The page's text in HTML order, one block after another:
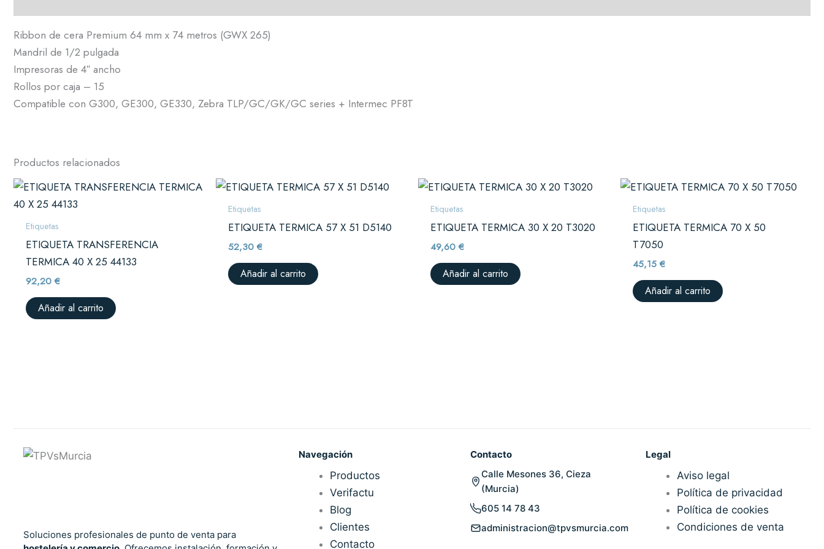
Ribbon de cera Premium 64 mm x 74 metros (GWX 265)
Mandril de 1/2 pulgada
Impresoras de 4″ ancho
Rollos por caja – 15
Compatible con G300, GE300, GE330, Zebra TLP/GC/GK/GC series + Intermec PF8T
Productos relacionados
Etiquetas
ETIQUETA TRANSFERENCIA
TERMICA 40 X 25 44133
92,20€
Añadir al carrito
Etiquetas
ETIQUETA TERMICA 57 X 51 D5140
52,30€
Añadir al carrito
Etiquetas
ETIQUETA TERMICA 30 X 20 T3020
49,60€
Añadir al carrito
Etiquetas
ETIQUETA TERMICA 70 X 50
T7050
45,15€
Añadir al carrito
Soluciones profesionales de punto de venta para
Navegación
Productos
Verifactu
Blog
Clientes
Contacto
Contacto
Calle Mesones 36, Cieza
(Murcia)
605 14 78 43
administracion@tpvsmurcia.com
Legal
Aviso legal
Política de privacidad
Política de cookies
Condiciones de venta